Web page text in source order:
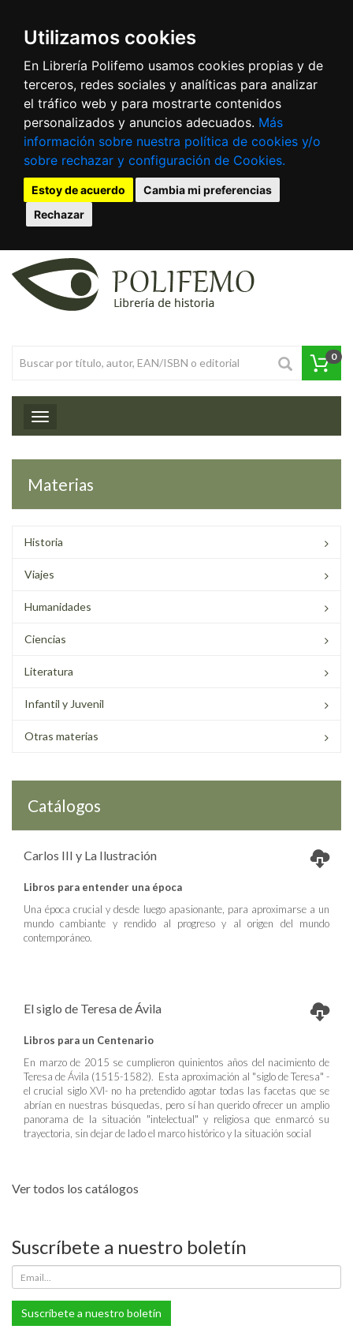
Utilizamos cookies
En Librería Polifemo usamos cookies propias y de
terceros, redes sociales y analíticas para analizar
el tráfico web y para mostrarte contenidos
personalizados y anuncios adecuados. Más
información sobre nuestra política de cookies y/o
sobre rechazar y configuración de Cookies.
Estoy de acuerdo
Cambia mi preferencias
Rechazar
0
Toggle navigation
Materias
Historia
Viajes
Humanidades
Ciencias
Literatura
Infantil y Juvenil
Otras materias
Catálogos
Carlos III y La Ilustración
Libros para entender una época
Una época crucial y desde luego apasionante, para aproximarse a un
mundo cambiante y rendido al progreso y al origen del mundo
contemporáneo.
El siglo de Teresa de Ávila
Libros para un Centenario
En marzo de 2015 se cumplieron quinientos años del nacimiento de
Teresa de Ávila (1515-1582). Esta aproximación al "siglo de Teresa" -
el crucial siglo XVI- no ha pretendido agotar todas las facetas que se
abrían en nuestras búsquedas, pero sí han querido ofrecer un amplio
panorama de la situación "intelectual" y religiosa que enmarcó su
trayectoria, sin dejar de lado el marco histórico y la situación social
Ver todos los catálogos
Suscríbete a nuestro boletín
Suscríbete a nuestro boletín